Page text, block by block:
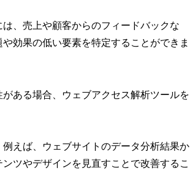
、売上や顧客からのフィードバックな
効果の低い要素を特定することができま
ある場合、ウェブアクセス解析ツールを
えば、ウェブサイトのデータ分析結果か
ツやデザインを見直すことで改善するこ